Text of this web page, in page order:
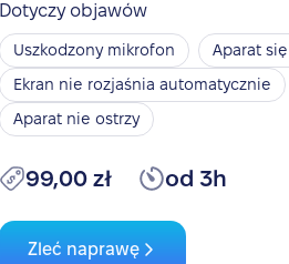
Dotyczy objawów
Uszkodzony mikrofon
Aparat
Ekran nie rozjaśnia automatycznie
Aparat nie ostrzy
99,00 zł od 3h
Zleć naprawę